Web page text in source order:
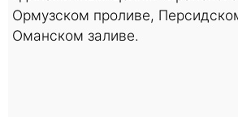
Ормузском проливе,
Оманском заливе.